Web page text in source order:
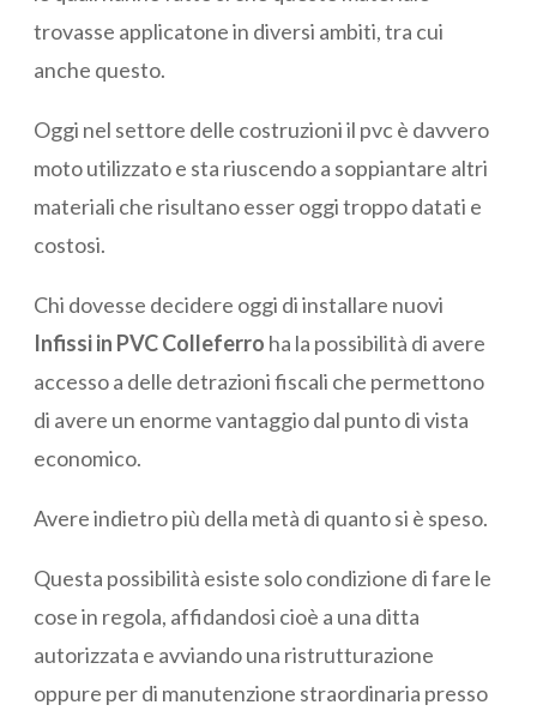
trovasse applicatone in diversi ambiti, tra cui
anche questo.
Oggi nel settore delle costruzioni il pvc è davvero
moto utilizzato e sta riuscendo a soppiantare altri
materiali che risultano esser oggi troppo datati e
costosi.
Chi dovesse decidere oggi di installare nuovi
Infissi in PVC Colleferro ha la possibilità di avere
accesso a delle detrazioni fiscali che permettono
di avere un enorme vantaggio dal punto di vista
economico.
Avere indietro più della metà di quanto si è speso.
Questa possibilità esiste solo condizione di fare le
cose in regola, affidandosi cioè a una ditta
autorizzata e avviando una ristrutturazione
oppure per di manutenzione straordinaria presso